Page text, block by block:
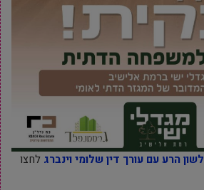
לשון הרע עם עורך דין שלומי וינברג לחצו